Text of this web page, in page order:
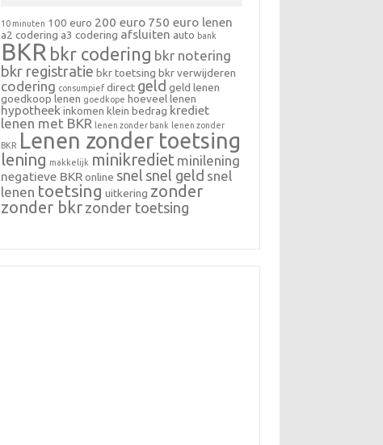
10 minuten 100 euro 200 euro 750 euro lenen
a2 codering a3 codering afsluiten auto bank
BKR bkr codering bkr notering
bkr registratie bkr toetsing bkr verwijderen
codering consumpief direct geld geld lenen
goedkoop lenen goedkope hoeveel lenen
hypotheek inkomen klein bedrag krediet
lenen met BKR lenen zonder bank lenen zonder
BKR Lenen zonder toetsing
lening makkelijk minikrediet minilening
negatieve BKR online snel snel geld snel
lenen toetsing uitkering zonder
zonder bkr zonder toetsing